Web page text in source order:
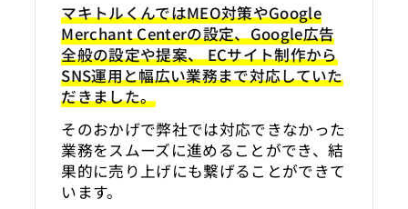
マキトルくんではMEO対策やGoogle
Merchant Centerの設定、Google広告
全般の設定や提案、 ECサイト制作から
SNS運用と幅広い業務まで対応していた
だきました。
そのおかげで弊社では対応できなかった
業務をスムーズに進めることができ、結
果的に売り上げにも繋げることができて
います。